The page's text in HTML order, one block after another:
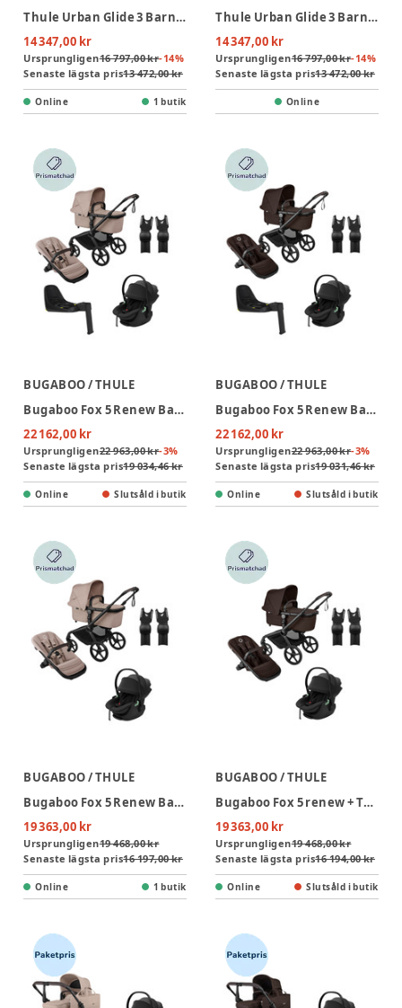
Thule Urban Glide 3 Barnvagn & Maple Babyskydd 2026 - Black
14 347,00 kr
Ursprungligen16 797,00 kr-14%
Senaste lägsta pris13 472,00 kr
Online 1 butik
Thule Urban Glide 3 Barnvagn & Maple Babyskydd 2026 - Green
14 347,00 kr
Ursprungligen16 797,00 kr-14%
Senaste lägsta pris13 472,00 kr
Online
BUGABOO / THULE
Bugaboo Fox 5 Renew Barnvagn + Thule Maple Babyskydd & Bas - Desert Taupe/Black
22 162,00 kr
Ursprungligen22 963,00 kr-3%
Senaste lägsta pris19 034,46 kr
Online Slutsåld i butik
BUGABOO / THULE
Bugaboo Fox 5 Renew Barnvagn + Thule Maple Babyskydd & Bas - Cocoa Brown/Black
22 162,00 kr
Ursprungligen22 963,00 kr-3%
Senaste lägsta pris19 031,46 kr
Online Slutsåld i butik
BUGABOO / THULE
Bugaboo Fox 5 Renew Barnvagn+ Thule Maple Babyskydd inkl. adapter - Desert Taupe/Black
19 363,00 kr
Ursprungligen19 468,00 kr
Senaste lägsta pris16 197,00 kr
Online 1 butik
BUGABOO / THULE
Bugaboo Fox 5 renew + Thule Maple Babyskydd inkl. adapter - Cocoa Brown/Black
19 363,00 kr
Ursprungligen19 468,00 kr
Senaste lägsta pris16 194,00 kr
Online Slutsåld i butik